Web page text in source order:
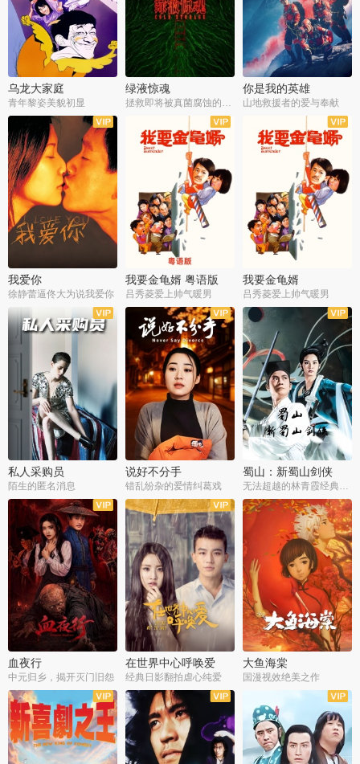
乌龙大家庭
青年黎姿美貌初显
绿液惊魂
拯救即将被真菌腐蚀的世界
你是我的英雄
山地救援者的爱与奉献
我爱你
徐静蕾逼佟大为说我爱你
我要金龟婿 粤语版
吕秀菱爱上帅气暖男
我要金龟婿
吕秀菱爱上帅气暖男
私人采购员
陌生的匿名消息
说好不分手
错乱纷杂的爱情纠葛戏
蜀山：新蜀山剑侠
无法超越的林青霞经典角色
血夜行
中元归乡，揭开灭门旧怨
在世界中心呼唤爱
经典日影翻拍虐心纯爱
大鱼海棠
国漫视效绝美之作